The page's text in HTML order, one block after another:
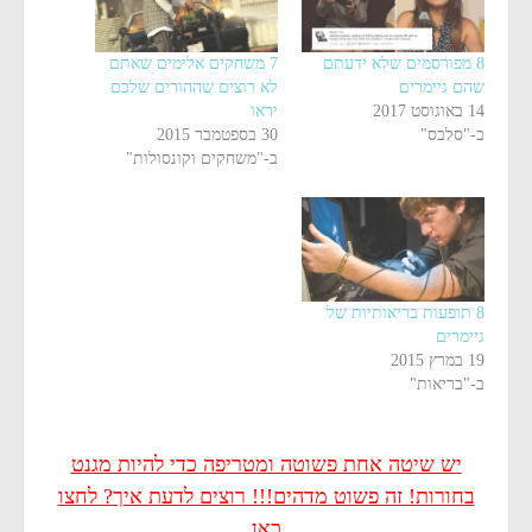
8 מפורסמים שלא ידעתם
שהם גיימרים
14 באוגוסט 2017
ב-"סלבס"
7 משחקים אלימים שאתם
לא רוצים שההורים שלכם
יראו
30 בספטמבר 2015
ב-"משחקים וקונסולות"
8 תופעות בריאותיות של
גיימרים
19 במרץ 2015
ב-"בריאות"
יש שיטה אחת פשוטה ומטריפה כדי להיות מגנט
בחורות! זה פשוט מדהים!!! רוצים לדעת איך? לחצו